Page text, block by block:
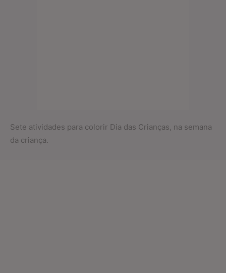
Sete atividades para colorir Dia das Crianças, na semana
da criança.